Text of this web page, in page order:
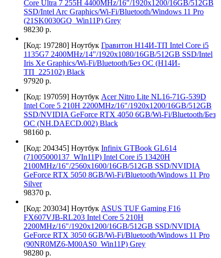
Core Ultra 7 255H 4400MHz/16"/1920x1200/16GB/512GB
SSD/Intel Arc Graphics/Wi-Fi/Bluetooth/Windows 11 Pro
(21SK0030GQ_Win11P) Grey
98230 р.
[Код: 197280] Ноутбук Гравитон Н14И-ТП Intel Core i5
1135G7 2400MHz/14"/1920x1080/16GB/512GB SSD/Intel
Iris Xe Graphics/Wi-Fi/Bluetooth/Без ОС (Н14И-
ТП_225102) Black
97920 р.
[Код: 197059] Ноутбук Acer Nitro Lite NL16-71G-539D
Intel Core 5 210H 2200MHz/16"/1920x1200/16GB/512GB
SSD/NVIDIA GeForce RTX 4050 6GB/Wi-Fi/Bluetooth/Без
ОС (NH.DAECD.002) Black
98160 р.
[Код: 204345] Ноутбук Infinix GTBook GL614
(71005000137_WIn11P) Intel Core i5 13420H
2100MHz/16"/2560x1600/16GB/512GB SSD/NVIDIA
GeForce RTX 5050 8GB/Wi-Fi/Bluetooth/Windows 11 Pro
Silver
98370 р.
[Код: 203034] Ноутбук ASUS TUF Gaming F16
FX607VJB-RL203 Intel Core 5 210H
2200MHz/16"/1920x1200/16GB/512GB SSD/NVIDIA
GeForce RTX 3050 6GB/Wi-Fi/Bluetooth/Windows 11 Pro
(90NR0MZ6-M00AS0_Win11P) Grey
98280 р.